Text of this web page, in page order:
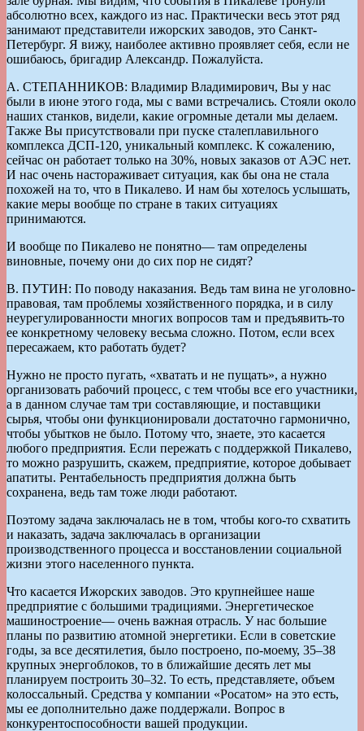
абсолютно всех, каждого из нас. Практически весь этот ряд
занимают представители ижорских заводов, это Санкт-
Петербург. Я вижу, наиболее активно проявляет себя, если не
ошибаюсь, бригадир Александр. Пожалуйста.
А. СТЕПАННИКОВ: Владимир Владимирович, Вы у нас
были в июне этого года, мы с вами встречались. Стояли около
наших станков, видели, какие огромные детали мы делаем.
Также Вы присутствовали при пуске сталеплавильного
комплекса ДСП-120, уникальный комплекс. К сожалению,
сейчас он работает только на 30%, новых заказов от АЭС нет.
И нас очень настораживает ситуация, как бы она не стала
похожей на то, что в Пикалево. И нам бы хотелось услышать,
какие меры вообще по стране в таких ситуациях
принимаются.
И вообще по Пикалево не понятно— там определены
виновные, почему они до сих пор не сидят?
В. ПУТИН: По поводу наказания. Ведь там вина не уголовно-
правовая, там проблемы хозяйственного порядка, и в силу
неурегулированности многих вопросов там и предъявить-то
ее конкретному человеку весьма сложно. Потом, если всех
пересажаем, кто работать будет?
Нужно не просто пугать, «хватать и не пущать», а нужно
организовать рабочий процесс, с тем чтобы все его участники,
а в данном случае там три составляющие, и поставщики
сырья, чтобы они функционировали достаточно гармонично,
чтобы убытков не было. Потому что, знаете, это касается
любого предприятия. Если пережать с поддержкой Пикалево,
то можно разрушить, скажем, предприятие, которое добывает
апатиты. Рентабельность предприятия должна быть
сохранена, ведь там тоже люди работают.
Поэтому задача заключалась не в том, чтобы кого-то схватить
и наказать, задача заключалась в организации
производственного процесса и восстановлении социальной
жизни этого населенного пункта.
Что касается Ижорских заводов. Это крупнейшее наше
предприятие с большими традициями. Энергетическое
машиностроение— очень важная отрасль. У нас большие
планы по развитию атомной энергетики. Если в советские
годы, за все десятилетия, было построено, по-моему, 35–38
крупных энергоблоков, то в ближайшие десять лет мы
планируем построить 30–32. То есть, представляете, объем
колоссальный. Средства у компании «Росатом» на это есть,
мы ее дополнительно даже поддержали. Вопрос в
конкурентоспособности вашей продукции.